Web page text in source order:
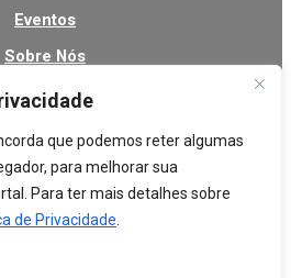
que podemos reter algumas
para melhorar sua
Para ter mais detalhes sobre
de Privacidade
Eventos
Sobre Nós
Contato
Central de Relacionamento